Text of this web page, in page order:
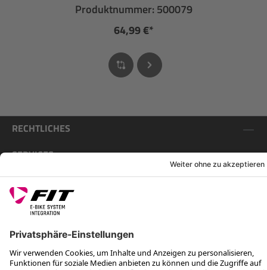
Produktnummer: 500079
64,99 €*
RECHTLICHES
SERVICES
FOLGE UNS AUF